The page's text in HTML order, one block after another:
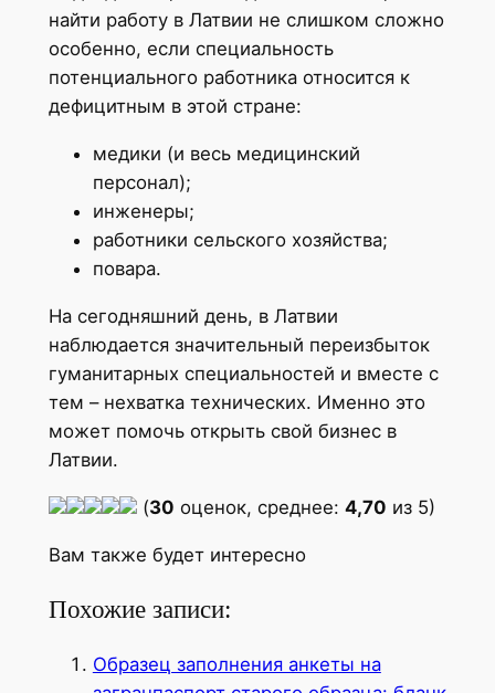
найти работу в Латвии не слишком сложно
особенно, если специальность
потенциального работника относится к
дефицитным в этой стране:
медики (и весь медицинский
персонал);
инженеры;
работники сельского хозяйства;
повара.
На сегодняшний день, в Латвии
наблюдается значительный переизбыток
гуманитарных специальностей и вместе с
тем – нехватка технических. Именно это
может помочь открыть свой бизнес в
Латвии.
(30 оценок, среднее: 4,70 из 5)
Вам также будет интересно
Похожие записи:
Образец заполнения анкеты на